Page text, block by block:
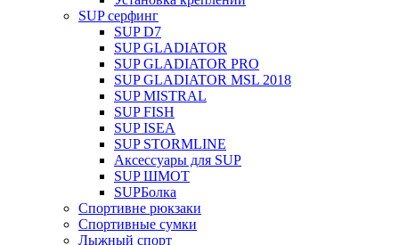
SUP серфинг
SUP D7
SUP GLADIATOR
SUP GLADIATOR PRO
SUP GLADIATOR MSL 2018
SUP MISTRAL
SUP FISH
SUP ISEA
SUP STORMLINE
Аксессуары для SUP
SUP ШМОТ
SUPБолка
Спортивне рюкзаки
Спортивные сумки
Лыжный спорт